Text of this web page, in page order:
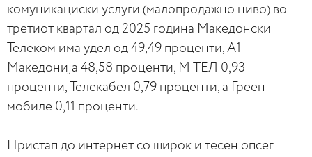
комуникациски услуги (малопродажно ниво) во
третиот квартал од 2025 година Македонски
Телеком има удел од 49,49 проценти, А1
Македонија 48,58 проценти, М ТЕЛ 0,93
проценти, Телекабел 0,79 проценти, а Греен
мобиле 0,11 проценти.
Пристап до интернет со широк и тесен опсег